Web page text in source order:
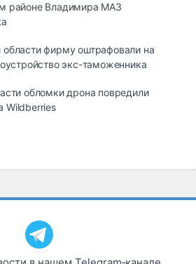
районе Владимира МАЗ
фирму оштрафовали на
экс-таможенника
обломки дрона повредили
Wildberries